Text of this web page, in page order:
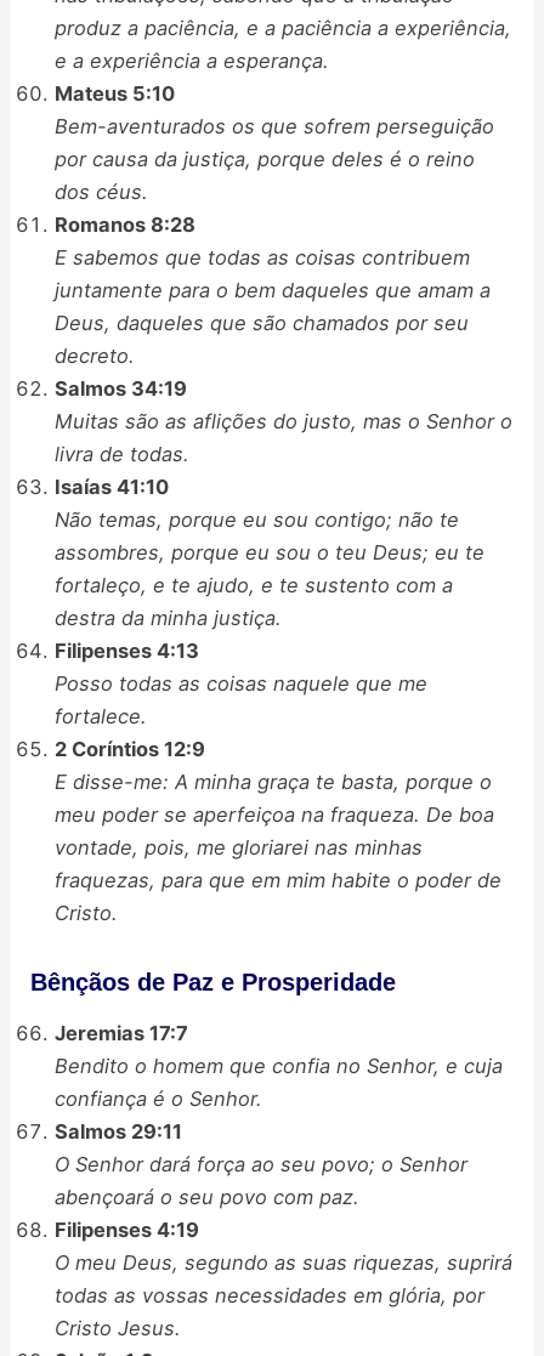
produz a paciência, e a paciência a experiência,
e a experiência a esperança.
Mateus 5:10
Bem-aventurados os que sofrem perseguição
por causa da justiça, porque deles é o reino
dos céus.
Romanos 8:28
E sabemos que todas as coisas contribuem
juntamente para o bem daqueles que amam a
Deus, daqueles que são chamados por seu
decreto.
Salmos 34:19
Muitas são as aflições do justo, mas o Senhor o
livra de todas.
Isaías 41:10
Não temas, porque eu sou contigo; não te
assombres, porque eu sou o teu Deus; eu te
fortaleço, e te ajudo, e te sustento com a
destra da minha justiça.
Filipenses 4:13
Posso todas as coisas naquele que me
fortalece.
2 Coríntios 12:9
E disse-me: A minha graça te basta, porque o
meu poder se aperfeiçoa na fraqueza. De boa
vontade, pois, me gloriarei nas minhas
fraquezas, para que em mim habite o poder de
Cristo.
Bênçãos de Paz e Prosperidade
Jeremias 17:7
Bendito o homem que confia no Senhor, e cuja
confiança é o Senhor.
Salmos 29:11
O Senhor dará força ao seu povo; o Senhor
abençoará o seu povo com paz.
Filipenses 4:19
O meu Deus, segundo as suas riquezas, suprirá
todas as vossas necessidades em glória, por
Cristo Jesus.